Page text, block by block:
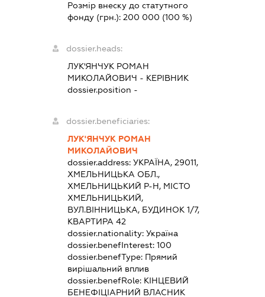
Розмір внеску до статутного
фонду (грн.): 200 000 (100 %)
dossier.heads:
ЛУК'ЯНЧУК РОМАН
МИКОЛАЙОВИЧ - КЕРІВНИК
dossier.position -
dossier.beneficiaries:
ЛУК'ЯНЧУК РОМАН
МИКОЛАЙОВИЧ
dossier.address: УКРАЇНА, 29011,
ХМЕЛЬНИЦЬКА ОБЛ.,
ХМЕЛЬНИЦЬКИЙ Р-Н, МІСТО
ХМЕЛЬНИЦЬКИЙ,
ВУЛ.ВІННИЦЬКА, БУДИНОК 1/7,
КВАРТИРА 42
dossier.nationality: Україна
dossier.benefInterest: 100
dossier.benefType: Прямий
вирішальний вплив
dossier.benefRole: КІНЦЕВИЙ
БЕНЕФІЦІАРНИЙ ВЛАСНИК